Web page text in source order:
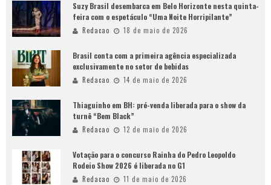
Suzy Brasil desembarca em Belo Horizonte nesta quinta-
feira com o espetáculo “Uma Noite Horripilante”
Redacao 18 de maio de 2026
Brasil conta com a primeira agência especializada
exclusivamente no setor de bebidas
Redacao 14 de maio de 2026
Thiaguinho em BH: pré-venda liberada para o show da
turnê “Bem Black”
Redacao 12 de maio de 2026
Votação para o concurso Rainha do Pedro Leopoldo
Rodeio Show 2026 é liberada no G1
Redacao 11 de maio de 2026